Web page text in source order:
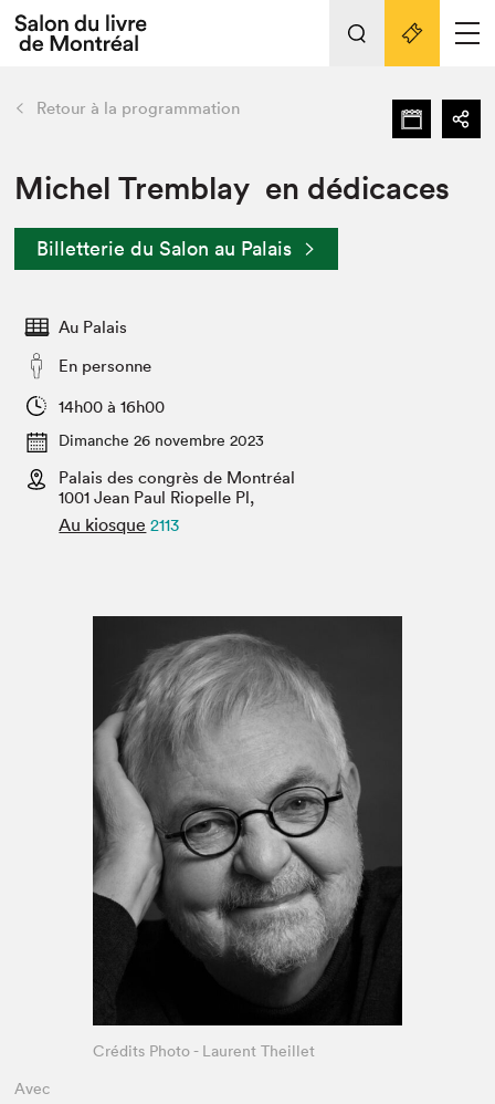
Espace exposant⋅e⋅s
Espace enseignant·e·s
Espace médias
L'événement
Préparer sa visite au Salon
Actualités
SLM PRO
retour Nos activités
Préparer sa visite
Salon dans la ville et en ligne
Projets partenaires
Liens pratiques
Retour à la programmation
Michel Tremblay en dédicaces
Billetterie du Salon au Palais
Au Palais
En personne
14h00 à 16h00
Dimanche 26 novembre 2023
Palais des congrès de Montréal
1001 Jean Paul Riopelle Pl,
Au kiosque 2113
Avec
Crédits Photo - Laurent Theillet